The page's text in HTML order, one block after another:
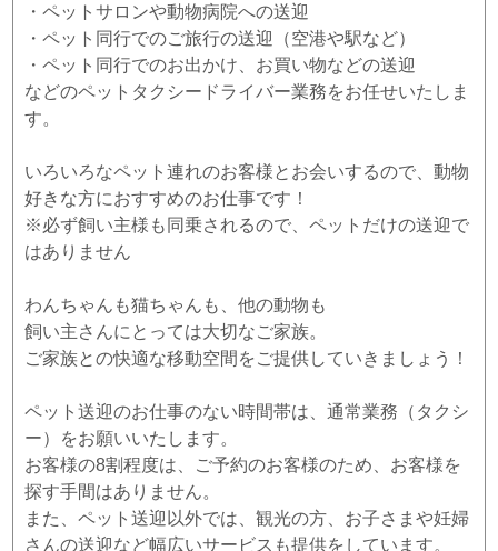
・ペットサロンや動物病院への送迎
・ペット同行でのご旅行の送迎（空港や駅など）
・ペット同行でのお出かけ、お買い物などの送迎
などのペットタクシードライバー業務をお任せいたしま
す。
いろいろなペット連れのお客様とお会いするので、動物
好きな方におすすめのお仕事です！
※必ず飼い主様も同乗されるので、ペットだけの送迎で
はありません
わんちゃんも猫ちゃんも、他の動物も
飼い主さんにとっては大切なご家族。
ご家族との快適な移動空間をご提供していきましょう！
ペット送迎のお仕事のない時間帯は、通常業務（タクシ
ー）をお願いいたします。
お客様の8割程度は、ご予約のお客様のため、お客様を
探す手間はありません。
また、ペット送迎以外では、観光の方、お子さまや妊婦
さんの送迎など幅広いサービスも提供をしています。